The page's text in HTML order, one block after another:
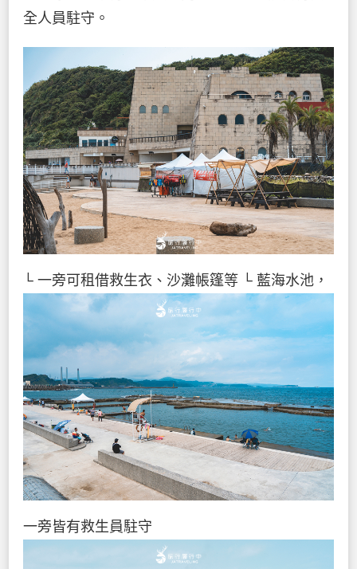
全人員駐守。
└ 一旁可租借救生衣、沙灘帳篷等 └ 藍海水池，
一旁皆有救生員駐守